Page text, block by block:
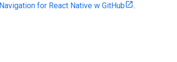
for React Native w GitHub .